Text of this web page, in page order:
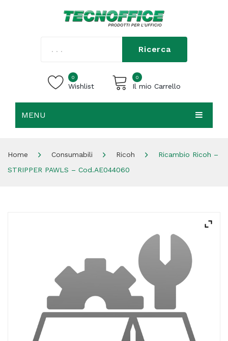
Ricerca
0
Wishlist
0
Il mio Carrello
MENU
Home Consumabili Ricoh
Ricambio Ricoh –
STRIPPER PAWLS – Cod.AE044060